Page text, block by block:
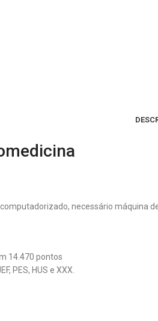
necessário máquina
14.470 pontos
PES, HUS e XXX.